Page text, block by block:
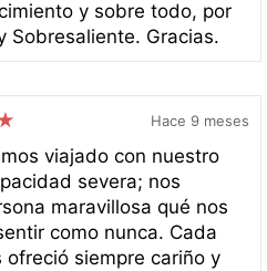
y sobre todo, por
Sobresaliente. Gracias.
Hace 9 meses
viajado con nuestro
severa; nos
maravillosa qué nos
como nunca. Cada
siempre cariño y